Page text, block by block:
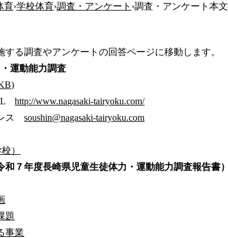
育›学校体育›調査・アンケート ›調査・アンケート本文
る調査やアンケートの回答ページに移動します。
運動能力調査
http://www.nagasaki-tairyoku.com/
レスsoushin@nagasaki-tairyoku.com
）
和７年度長崎県児童生徒体力・運動能力調査報告書）
題
事業